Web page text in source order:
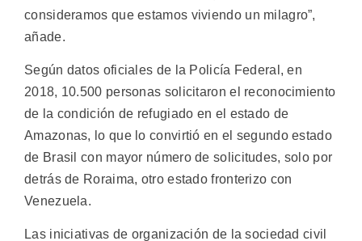
consideramos que estamos viviendo un milagro”,
añade.
Según datos oficiales de la Policía Federal, en
2018, 10.500 personas solicitaron el reconocimiento
de la condición de refugiado en el estado de
Amazonas, lo que lo convirtió en el segundo estado
de Brasil con mayor número de solicitudes, solo por
detrás de Roraima, otro estado fronterizo con
Venezuela.
Las iniciativas de organización de la sociedad civil